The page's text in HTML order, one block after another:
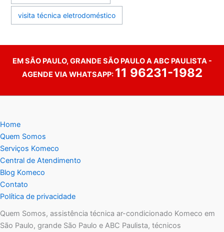
visita técnica eletrodoméstico
EM SÃO PAULO, GRANDE SÃO PAULO A ABC PAULISTA -
AGENDE VIA WHATSAPP: 11 96231-1982
Home
Quem Somos
Serviços Komeco
Central de Atendimento
Blog Komeco
Contato
Política de privacidade
Quem Somos, assistência técnica ar-condicionado Komeco em
São Paulo, grande São Paulo e ABC Paulista, técnicos